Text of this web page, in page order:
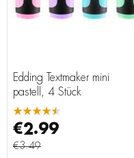
Edding Textmaker mini
pastell, 4 Stück
★★★★★
€2.99
€3.49